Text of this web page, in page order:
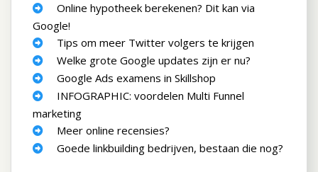
Online hypotheek berekenen? Dit kan via
Google!
Tips om meer Twitter volgers te krijgen
Welke grote Google updates zijn er nu?
Google Ads examens in Skillshop
INFOGRAPHIC: voordelen Multi Funnel
marketing
Meer online recensies?
Goede linkbuilding bedrijven, bestaan die nog?